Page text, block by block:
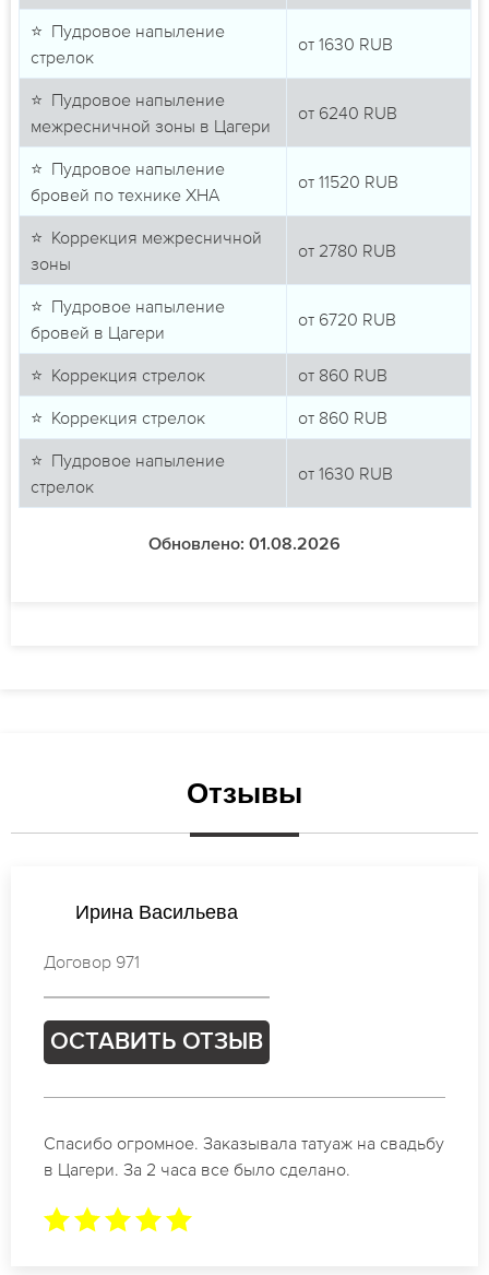
⭐ Пудровое напыление
стрелок
от 1630 RUB
⭐ Пудровое напыление
межресничной зоны в Цагери
от 6240 RUB
⭐ Пудровое напыление
бровей по технике ХНА
от 11520 RUB
⭐ Коррекция межресничной
зоны
от 2780 RUB
⭐ Пудровое напыление
бровей в Цагери
от 6720 RUB
⭐ Коррекция стрелок от 860 RUB
⭐ Коррекция стрелок от 860 RUB
⭐ Пудровое напыление
стрелок
от 1630 RUB
Обновлено: 01.08.2026
Отзывы
Татьяна Михайлова
ОСТАВИТЬ ОТЗЫВ
Отличные специалисты своего дела по
коррекции бровей в Цагери.